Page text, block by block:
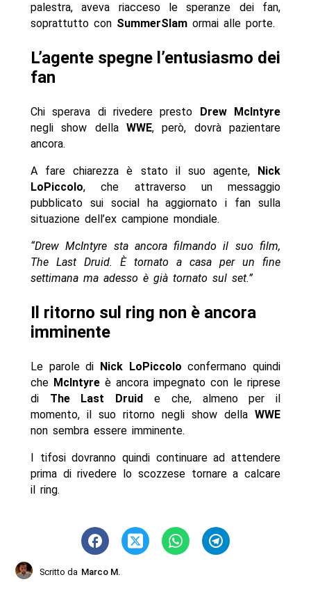
palestra, aveva riacceso le speranze dei fan,
soprattutto con SummerSlamormai alle porte.
L’agente spegne l’entusiasmo dei
fan
Chi sperava di rivedere presto
Drew McIntyre
negli show della WWE, però, dovrà pazientare
ancora.
A fare chiarezza è stato il suo agente,
Nick
LoPiccolo, che attraverso un messaggio
pubblicato sui social ha aggiornato i fan sulla
situazione dell’ex campione mondiale.
“Drew McIntyre sta ancora filmando il suo film,
The Last Druid. È tornato a casa per un fine
settimana ma adesso è già tornato sul set.”
Il ritorno sul ring non è ancora
imminente
Le parole di Nick LoPiccolo confermano quindi
che McIntyreè ancora impegnato con le riprese
di The Last Druid
e che, almeno per il
momento, il suo ritorno negli show dellaWWE
non sembra essere imminente.
I tifosi dovranno quindi continuare ad attendere
prima di rivedere lo scozzese tornare a calcare
il ring.
Scritto da Marco M.